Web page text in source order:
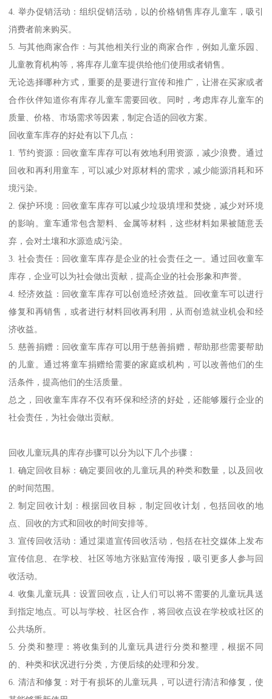
4. 举办促销活动：组织促销活动，以的价格销售库存儿童车，吸引
消费者前来购买。
5. 与其他商家合作：与其他相关行业的商家合作，例如儿童乐园、
儿童教育机构等，将库存儿童车提供给他们使用或者销售。
无论选择哪种方式，重要的是要进行宣传和推广，让潜在买家或者
合作伙伴知道你有库存儿童车需要回收。同时，考虑库存儿童车的
质量、价格、市场需求等因素，制定合适的回收方案。
回收童车库存的好处有以下几点：
1. 节约资源：回收童车库存可以有效地利用资源，减少浪费。通过
回收和再利用童车，可以减少对原材料的需求，减少能源消耗和环
境污染。
2. 保护环境：回收童车库存可以减少垃圾填埋和焚烧，减少对环境
的影响。童车通常包含塑料、金属等材料，这些材料如果被随意丢
弃，会对土壤和水源造成污染。
3. 社会责任：回收童车库存是企业的社会责任之一。通过回收童车
库存，企业可以为社会做出贡献，提高企业的社会形象和声誉。
4. 经济效益：回收童车库存可以创造经济效益。回收童车可以进行
修复和再销售，或者进行材料回收再利用，从而创造就业机会和经
济收益。
5. 慈善捐赠：回收童车库存可以用于慈善捐赠，帮助那些需要帮助
的儿童。通过将童车捐赠给需要的家庭或机构，可以改善他们的生
活条件，提高他们的生活质量。
总之，回收童车库存不仅有环保和经济的好处，还能够履行企业的
社会责任，为社会做出贡献。